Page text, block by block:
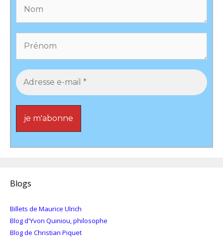
Blogs
Billets de Maurice Ulrich
Blog d'Yvon Quiniou, philosophe
Blog de Christian Piquet